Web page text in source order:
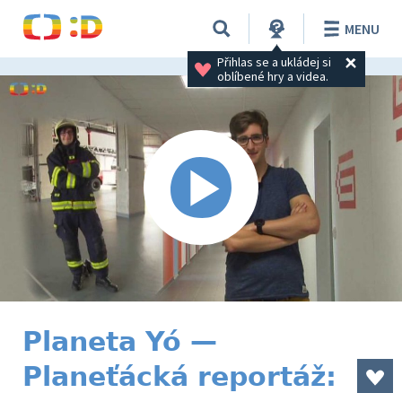
Přihlas se a ukládej si
oblíbené hry a videa.
MENU
Planeta Yó —
Planeťácká reportáž: